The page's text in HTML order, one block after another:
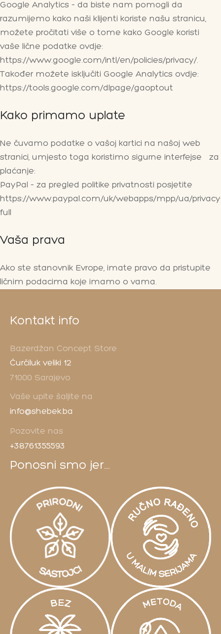
Google Analytics – da biste nam pomogli da
razumijemo kako naši klijenti koriste našu stranicu,
možete pročitati više o tome kako Google koristi
vaše lične podatke ovdje:
https://www.google.com/intl/en/policies/privacy/.
Također možete isključiti Google Analytics ovdje:
https://tools.google.com/dlpage/gaoptout
Kako primamo uplate
Ne čuvamo podatke o vašoj kartici na našoj web
stranici, umjesto toga koristimo sigurne interfejse za
plaćanje:
PayPal – za pregled politike privatnosti posjetite
https://www.paypal.com/uk/webapps/mpp/ua/
full
Vaša prava
Ako ste stanovnik Evrope, imate pravo da pristupite
ličnim podacima koje imamo o vama.
Kontakt info
Bazerdžan Concept Store
Ćurčiluk veliki 12
71000 Sarajevo
Vaše upite šaljite na
info@shebek.ba
Pozovite nas
+38761355593
Ponosni smo jer...